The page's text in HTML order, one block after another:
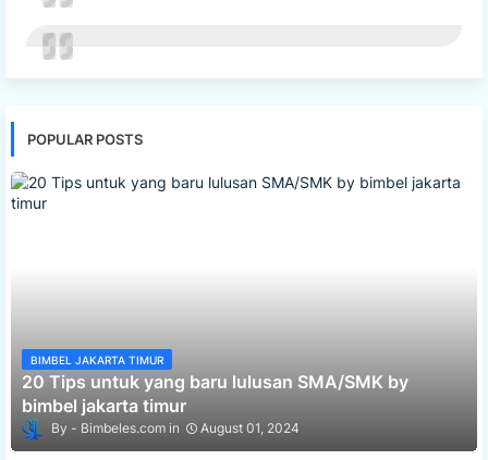
POPULAR POSTS
BIMBEL JAKARTA TIMUR
20 Tips untuk yang baru lulusan SMA/SMK by
bimbel jakarta timur
Bimbeles.com August 01, 2024